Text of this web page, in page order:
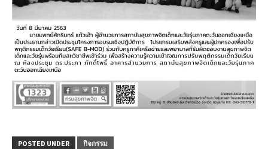
POSTED UNDER กิจกรรม